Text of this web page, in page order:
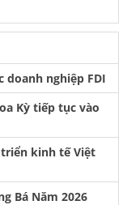
doanh nghiệp FDI
Kỳ tiếp tục vào
kinh tế Việt
Bá Năm 2026